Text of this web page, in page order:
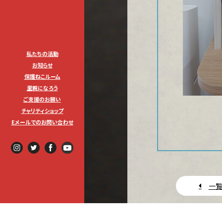
私たちの活動
お知らせ
保護ねこルーム
里親になろう
ご支援のお願い
チャリティショップ
Eメールでのお問い合わせ
一